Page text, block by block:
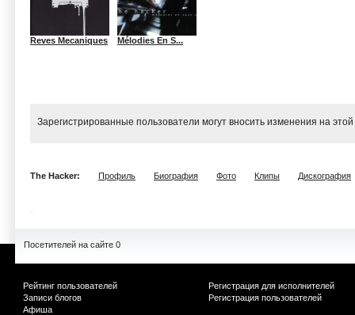
Reves Mecaniques Mélodies En S...
Зарегистрированные пользователи могут вносить изменения на
The Hacker: Профиль Биография Фото Клипы Дискография
Посетителей на сайте 0
Рейтинг пользователей
Записи блогов
Афиша
Регистрация для исполнителей
Регистрация пользователей